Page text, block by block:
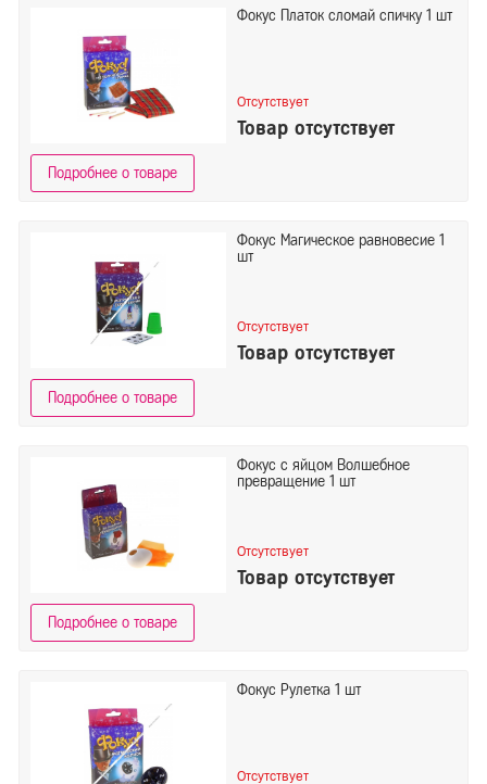
Фокус Платок сломай спичку 1 шт
Отсутствует
Товар отсутствует
Подробнее о товаре
Фокус Магическое равновесие 1
шт
Отсутствует
Товар отсутствует
Подробнее о товаре
Фокус с яйцом Волшебное
превращение 1 шт
Отсутствует
Товар отсутствует
Подробнее о товаре
Фокус Рулетка 1 шт
Отсутствует